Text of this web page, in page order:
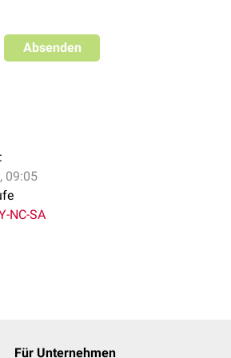
Absenden
09:05
NC-SA
Für Unternehmen